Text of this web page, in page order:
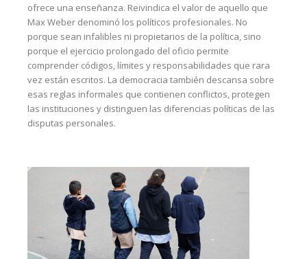
ofrece una enseñanza. Reivindica el valor de aquello que
Max Weber denominó los políticos profesionales. No
porque sean infalibles ni propietarios de la política, sino
porque el ejercicio prolongado del oficio permite
comprender códigos, límites y responsabilidades que rara
vez están escritos. La democracia también descansa sobre
esas reglas informales que contienen conflictos, protegen
las instituciones y distinguen las diferencias políticas de las
disputas personales.